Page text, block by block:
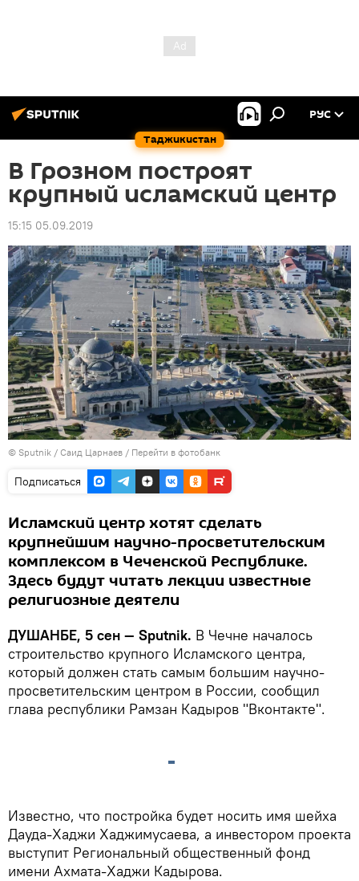
Таджикистан
РУС
В Грозном построят
крупный исламский центр
15:15 05.09.2019
© Sputnik / Саид Царнаев / Перейти в фотобанк
Подписаться
Исламский центр хотят сделать
крупнейшим научно-просветительским
комплексом в Чеченской Республике.
Здесь будут читать лекции известные
религиозные деятели
ДУШАНБЕ, 5 сен — Sputnik. В Чечне началось
строительство крупного Исламского центра,
который должен стать самым большим научно-
просветительским центром в России, сообщил
глава республики Рамзан Кадыров "Вконтакте".
Известно, что постройка будет носить имя шейха
Дауда-Хаджи Хаджимусаева, а инвестором проекта
выступит Региональный общественный фонд
имени Ахмата-Хаджи Кадырова.